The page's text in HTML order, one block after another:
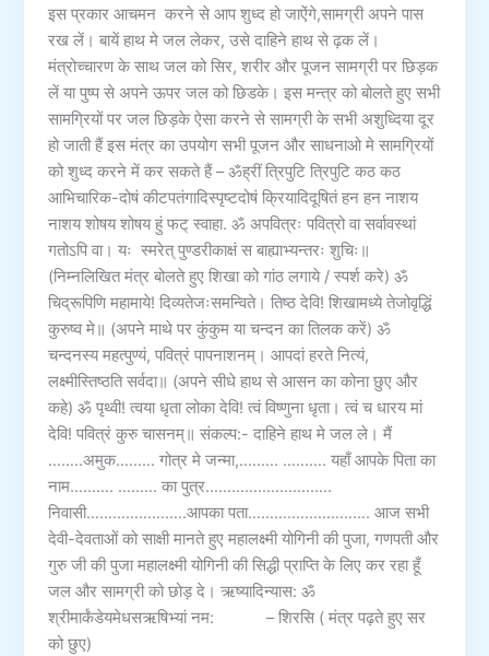
इस प्रकार आचमन करने से आप शुध्द हो जाऐंगे,सामग्री अपने पास
रख लें। बायें हाथ मे जल लेकर, उसे दाहिने हाथ से ढ़क लें।
मंत्रोच्चारण के साथ जल को सिर, शरीर और पूजन सामग्री पर छिड़क
लें या पुष्प से अपने ऊपर जल को छिडके। इस मन्त्र को बोलते हुए सभी
सामग्रियों पर जल छिड़के ऐसा करने से सामग्री के सभी अशुध्दिया दूर
हो जाती हैं इस मंत्र का उपयोग सभी पूजन और साधनाओ मे सामग्रियों
को शुध्द करने में कर सकते हैं – ॐह्रीं त्रिपुटि त्रिपुटि कठ कठ
आभिचारिक-दोषं कीटपतंगादिस्पृष्टदोषं क्रियादिदूषितं हन हन नाशय
नाशय शोषय शोषय हुं फट् स्वाहा. ॐ अपवित्रः पवित्रो वा सर्वावस्थां
गतोऽपि वा। यः स्मरेत् पुण्डरीकाक्षं स बाह्याभ्यन्तरः शुचिः॥
(निम्नलिखित मंत्र बोलते हुए शिखा को गांठ लगाये / स्पर्श करे) ॐ
चिद्रूपिणि महामाये! दिव्यतेजःसमन्विते। तिष्ठ देवि! शिखामध्ये तेजोवृद्धिं
कुरुष्व मे॥ (अपने माथे पर कुंकुम या चन्दन का तिलक करें) ॐ
चन्दनस्य महत्पुण्यं, पवित्रं पापनाशनम्। आपदां हरते नित्यं,
लक्ष्मीस्तिष्ठति सर्वदा॥ (अपने सीधे हाथ से आसन का कोना छुए और
कहे) ॐ पृथ्वी! त्वया धृता लोका देवि! त्वं विष्णुना धृता। त्वं च धारय मां
देवि! पवित्रं कुरु चासनम्॥ संकल्प:- दाहिने हाथ मे जल ले। मैं
……..अमुक……… गोत्र मे जन्मा,……… ………. यहाँ आपके पिता का
नाम………. ……… का पुत्र………………………..
निवासी…………………..आपका पता………………………. आज सभी
देवी-देवताओं को साक्षी मानते हुए महालक्ष्मी योगिनी की पुजा, गणपती और
गुरु जी की पुजा महालक्ष्मी योगिनी की सिद्धी प्राप्ति के लिए कर रहा हूँ
जल और सामग्री को छोड़ दे। ऋष्यादिन्यास: ॐ
श्रीमार्कंडेयमेधसऋषिभ्यां नम: – शिरसि ( मंत्र पढ़ते हुए सर
को छुए)